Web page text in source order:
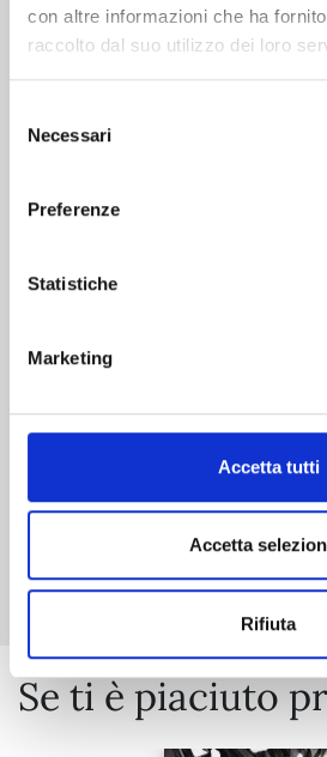
con altre informazioni che ha
raccolto dal suo utilizzo dei loro
delNecessari
Preferenze
Statistiche
Marketing
Accetta tutti
Accetta
Rifiuta
Mostra tutto
Se ti è piaciuto